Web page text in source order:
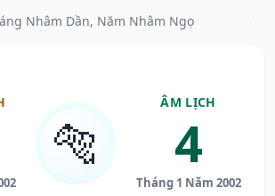
Nhâm Dần, Năm Nhâm Ngọ
🐅
ÂM LỊCH
4
Tháng 1 Năm 2002